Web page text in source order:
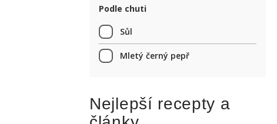
Podle chuti
Sůl
Mletý černý pepř
Nejlepší recepty a